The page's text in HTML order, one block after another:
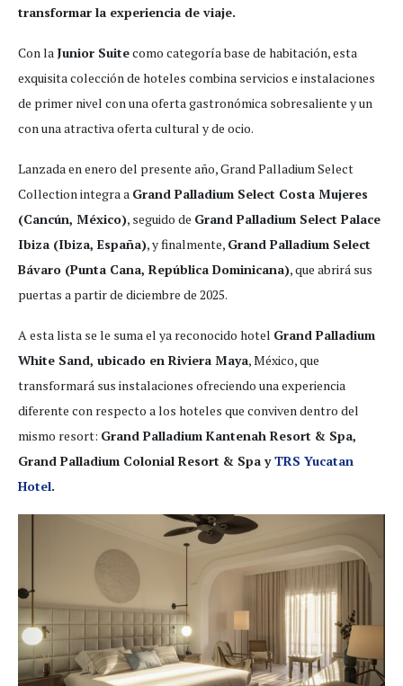
transformar la experiencia de viaje.
Con la Junior Suitecomo categoría base de habitación, esta
exquisita colección de hoteles combina servicios e instalaciones
de primer nivel con una oferta gastronómica sobresaliente y un
con una atractiva oferta cultural y de ocio.
Lanzada en enero del presente año, Grand Palladium Select
Collection integra a Grand Palladium Select Costa Mujeres
(Cancún, México), seguido de Grand Palladium Select Palace
Ibiza (Ibiza, España), y finalmente, Grand Palladium Select
Bávaro (Punta Cana, República Dominicana), que abrirá sus
puertas a partir de diciembre de 2025.
A esta lista se le suma el ya reconocido hotel Grand Palladium
White Sand, ubicado en Riviera Maya, México, que
transformará sus instalaciones ofreciendo una experiencia
diferente con respecto a los hoteles que conviven dentro del
mismo resort: Grand Palladium Kantenah Resort & Spa,
Grand Palladium Colonial Resort & Spa yTRS Yucatan
Hotel.